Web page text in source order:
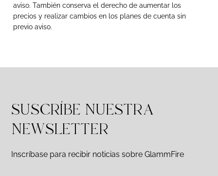
aviso. También conserva el derecho de aumentar los
precios y realizar cambios en los planes de cuenta sin
previo aviso.
SUSCRÍBE NUESTRA
NEWSLETTER
Inscríbase para recibir noticias sobre GlammFire